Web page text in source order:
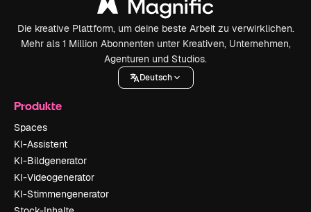
Die kreative Plattform, um deine beste Arbeit zu verwirklichen.
Mehr als 1 Million Abonnenten unter Kreativen, Unternehmen,
Agenturen und Studios.
Deutsch
Produkte
Spaces
KI-Assistent
KI-Bildgenerator
KI-Videogenerator
KI-Stimmengenerator